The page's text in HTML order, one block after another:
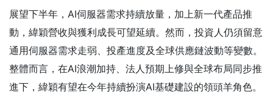
展望下半年，AI伺服器需求持續放量，加上新一代產品推
動，緯穎營收與獲利成長可望延續。然而，投資人仍須留意
通用伺服器需求走弱、投產進度及全球供應鏈波動等變數。
整體而言，在AI浪潮加持、法人預期上修與全球布局同步推
進下，緯穎有望在今年持續扮演AI基礎建設的領頭羊角色。